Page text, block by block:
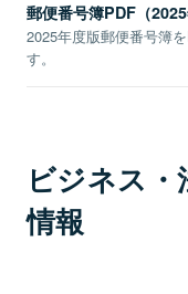
郵便番号簿PDF（2025
2025年度版郵便番号簿
す。
ビジネス
情報